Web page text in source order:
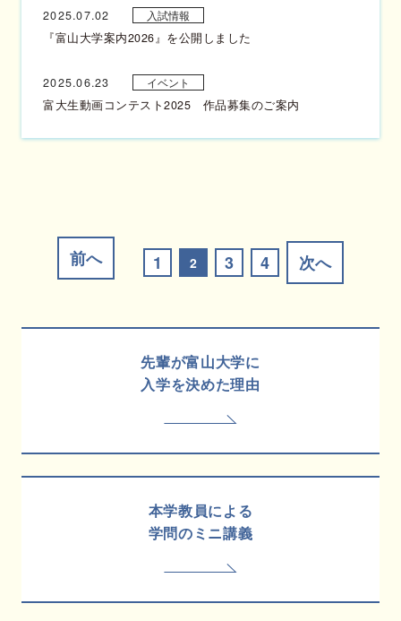
2025.07.02 入試情報
『富山大学案内2026』を公開しました
2025.06.23 イベント
富大生動画コンテスト2025 作品募集のご案内
1 2 3 4
先輩が富山大学に
入学を決めた理由
本学教員による
学問のミニ講義